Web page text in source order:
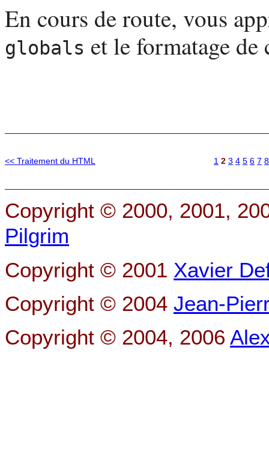
En cours de route, vous
globals et le formatage
<< Traitement du HTML 1 2 3 4 5 6 7 8
Copyright © 2000, 2001,
Pilgrim
Copyright © 2001 Xavier
Copyright © 2004 Jean-
Copyright © 2004, 2006